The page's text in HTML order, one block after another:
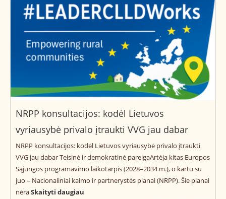
NRPP konsultacijos: kodėl Lietuvos
vyriausybė privalo įtraukti VVG jau dabar
NRPP konsultacijos: kodėl Lietuvos vyriausybė privalo įtraukti
VVG jau dabar Teisinė ir demokratinė pareigaArtėja kitas Europos
Sąjungos programavimo laikotarpis (2028–2034 m.), o kartu su
juo – Nacionaliniai kaimo ir partnerystės planai (NRPP). Šie planai
nėraSkaityti daugiau